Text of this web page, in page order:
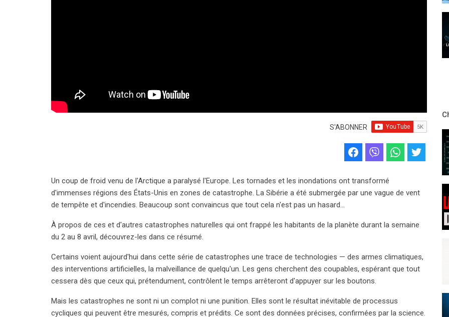
S'ABONNER
Un coup de froid venu de l'Arctique a paralysé l'Europe. Les tornades et les inondations ont transformé
d'immenses régions des États-Unis en zones de catastrophe. La Sibérie a été submergée par une vague de vent
de tempête et d'incendies. Beaucoup sont convaincus que tout cela n'est pas un hasard...
À propos de ces et d'autres catastrophes naturelles qui ont frappé les habitants de la planète durant la semaine
du 2 au 8 avril, découvrez-les dans ce résumé.
Certains voient aujourd'hui dans cette série de catastrophes une trace de technologies — des armes climatiques,
des interventions artificielles, la malveillance de quelqu'un. Les gens cherchent des coupables, espérant que tout
cessera dès que ceux qui, prétendument, contrôlent le temps arrêteront d'appuyer sur les boutons.
Mais les catastrophes ne sont ni un complot ni une punition. Elles sont le résultat inévitable de processus
cycliques qui peuvent être mesurés, compris et prédits. Ce sont des données précises, confirmées par la science.